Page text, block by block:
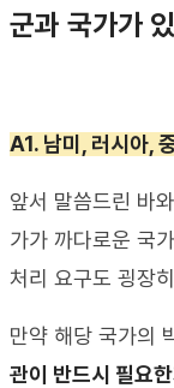
군과 국가가
A1. 남미 러시아
앞서 말씀드린 바
가가 까다로운 국
처리 요구도 굉장
만약 해당 국가의
관이 반드시 필요